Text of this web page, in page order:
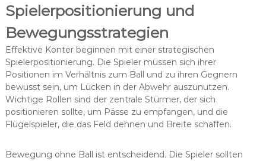
Spielerpositionierung und
Bewegungsstrategien
Effektive Konter beginnen mit einer strategischen
Spielerpositionierung. Die Spieler müssen sich ihrer
Positionen im Verhältnis zum Ball und zu ihren Gegnern
bewusst sein, um Lücken in der Abwehr auszunutzen.
Wichtige Rollen sind der zentrale Stürmer, der sich
positionieren sollte, um Pässe zu empfangen, und die
Flügelspieler, die das Feld dehnen und Breite schaffen.
Bewegung ohne Ball ist entscheidend. Die Spieler sollten